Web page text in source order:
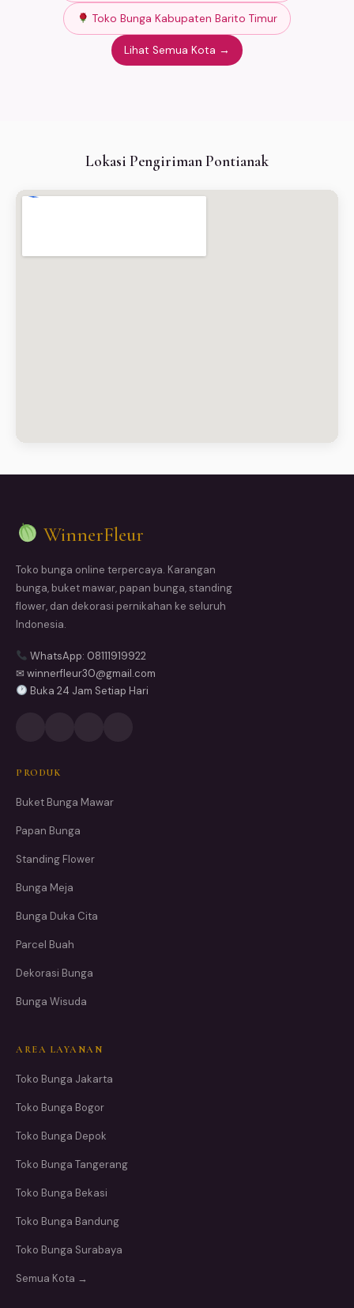
Toko Bunga Kabupaten Barito Timur
Lihat Semua Kota →
Lokasi Pengiriman Pontianak
WinnerFleur
Toko bunga online terpercaya. Karangan
bunga, buket mawar, papan bunga, standing
flower, dan dekorasi pernikahan ke seluruh
Indonesia.
WhatsApp: 08111919922
✉ winnerfleur30@gmail.com
Buka 24 Jam Setiap Hari
PRODUK
Buket Bunga Mawar
Papan Bunga
Standing Flower
Bunga Meja
Bunga Duka Cita
Parcel Buah
Dekorasi Bunga
Bunga Wisuda
AREA LAYANAN
Toko Bunga Jakarta
Toko Bunga Bogor
Toko Bunga Depok
Toko Bunga Tangerang
Toko Bunga Bekasi
Toko Bunga Bandung
Toko Bunga Surabaya
Semua Kota →